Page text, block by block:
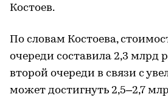
Костоев.
По словам Костоева,
очереди составила 2,3 млрд
второй очереди в связи с
может достигнуть 2,5–2,7